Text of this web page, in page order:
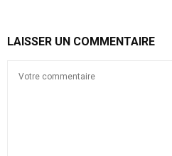
LAISSER UN COMMENTAIRE